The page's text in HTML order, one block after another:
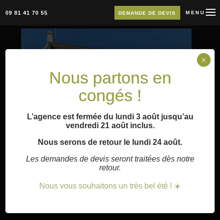
09 81 41 70 55 DEMANDE DE DEVIS MENU
Nous partons en
congés !
L’agence est fermée du lundi 3 août jusqu’au
vendredi 21 août inclus.
Nous serons de retour le lundi 24 août.
Les demandes de devis seront traitées dès notre
retour.
Nous vous souhaitons un très bel été ! ☀️
×